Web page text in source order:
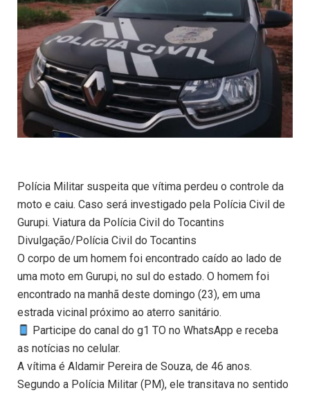
Polícia Militar suspeita que vítima perdeu o controle da
moto e caiu. Caso será investigado pela Polícia Civil de
Gurupi. Viatura da Polícia Civil do Tocantins
Divulgação/Polícia Civil do Tocantins
O corpo de um homem foi encontrado caído ao lado de
uma moto em Gurupi, no sul do estado. O homem foi
encontrado na manhã deste domingo (23), em uma
estrada vicinal próximo ao aterro sanitário.
Participe do canal do g1 TO no WhatsApp e receba
as notícias no celular.
A vítima é Aldamir Pereira de Souza, de 46 anos.
Segundo a Polícia Militar (PM), ele transitava no sentido